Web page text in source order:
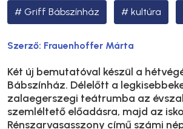
Griff Bábszínház kultúra
Szerző: Frauenhoffer Márta
Két új bemutatóval készül a
Bábszínház. Délelőtt a
zalaegerszegi teátrumba az
szemléltető előadásra, majd az
Rénszarvasasszony című számi